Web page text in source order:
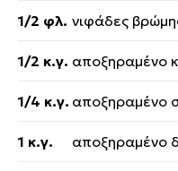
1/2 φλ. νιφάδες
1/2 κ.γ. αποξηραμένο
1/4 κ.γ. αποξηραμένο
1 κ.γ. αποξηραμένο